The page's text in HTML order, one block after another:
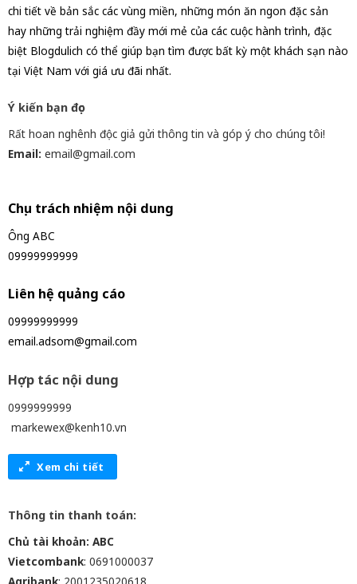
chi tiết về bản sắc các vùng miền, những món ăn ngon đặc sản
hay những trải nghiệm đầy mới mẻ của các cuộc hành trình, đặc
biệt Blogdulich có thể giúp bạn tìm được bất kỳ một khách sạn nào
tại Việt Nam với giá ưu đãi nhất.
Ý kiến bạn đọc
Rất hoan nghênh độc giả gửi thông tin và góp ý cho chúng tôi!
Email: email@gmail.com
Chịu trách nhiệm nội dung
Ông ABC
09999999999
Liên hệ quảng cáo
09999999999
email.adsom@gmail.com
Hợp tác nội dung
0999999999
markewex@kenh10.vn
Xem chi tiết
Thông tin thanh toán:
Chủ tài khoản: ABC
Vietcombank: 0691000037